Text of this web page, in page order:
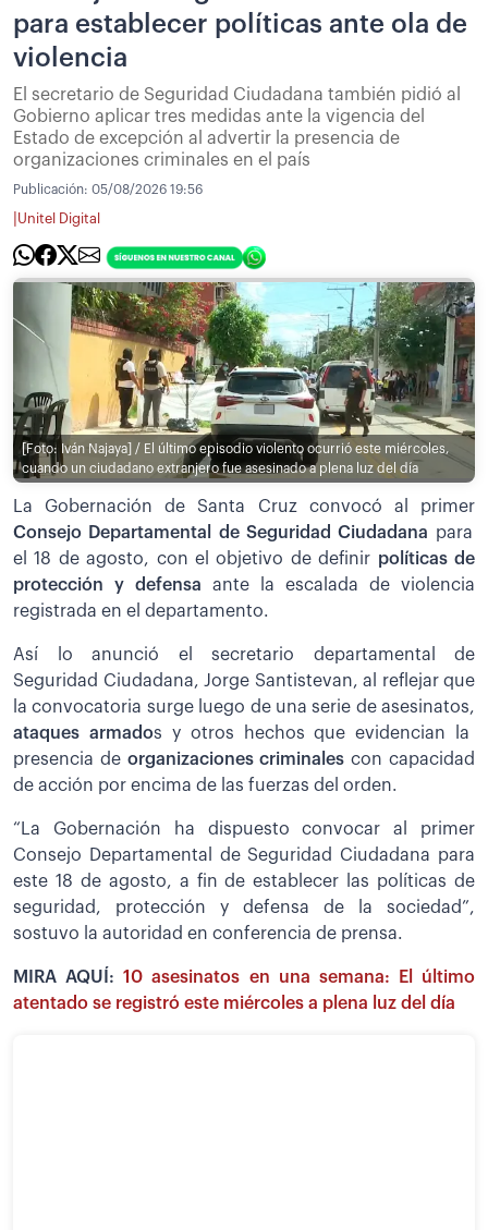
para establecer políticas ante ola de
violencia
El secretario de Seguridad Ciudadana también pidió al
Gobierno aplicar tres medidas ante la vigencia del
Estado de excepción al advertir la presencia de
organizaciones criminales en el país
Publicación: 05/08/2026 19:56
Unitel Digital
[Foto: Iván Najaya] / El último episodio violento ocurrió este miércoles,
cuando un ciudadano extranjero fue asesinado a plena luz del día
La Gobernación de Santa Cruz convocó al primer
Consejo Departamental de Seguridad Ciudadana para
el 18 de agosto, con el objetivo de definir políticas de
protección y defensa ante la escalada de violencia
registrada en el departamento.
Así lo anunció el secretario departamental de
Seguridad Ciudadana, Jorge Santistevan, al reflejar que
la convocatoria surge luego de una serie de asesinatos,
ataques armados y otros hechos que evidencian la
presencia de organizaciones criminales con capacidad
de acción por encima de las fuerzas del orden.
“La Gobernación ha dispuesto convocar al primer
Consejo Departamental de Seguridad Ciudadana para
este 18 de agosto, a fin de establecer las políticas de
seguridad, protección y defensa de la sociedad”,
sostuvo la autoridad en conferencia de prensa.
MIRA AQUÍ:10 asesinatos en una semana: El último
atentado se registró este miércoles a plena luz del día